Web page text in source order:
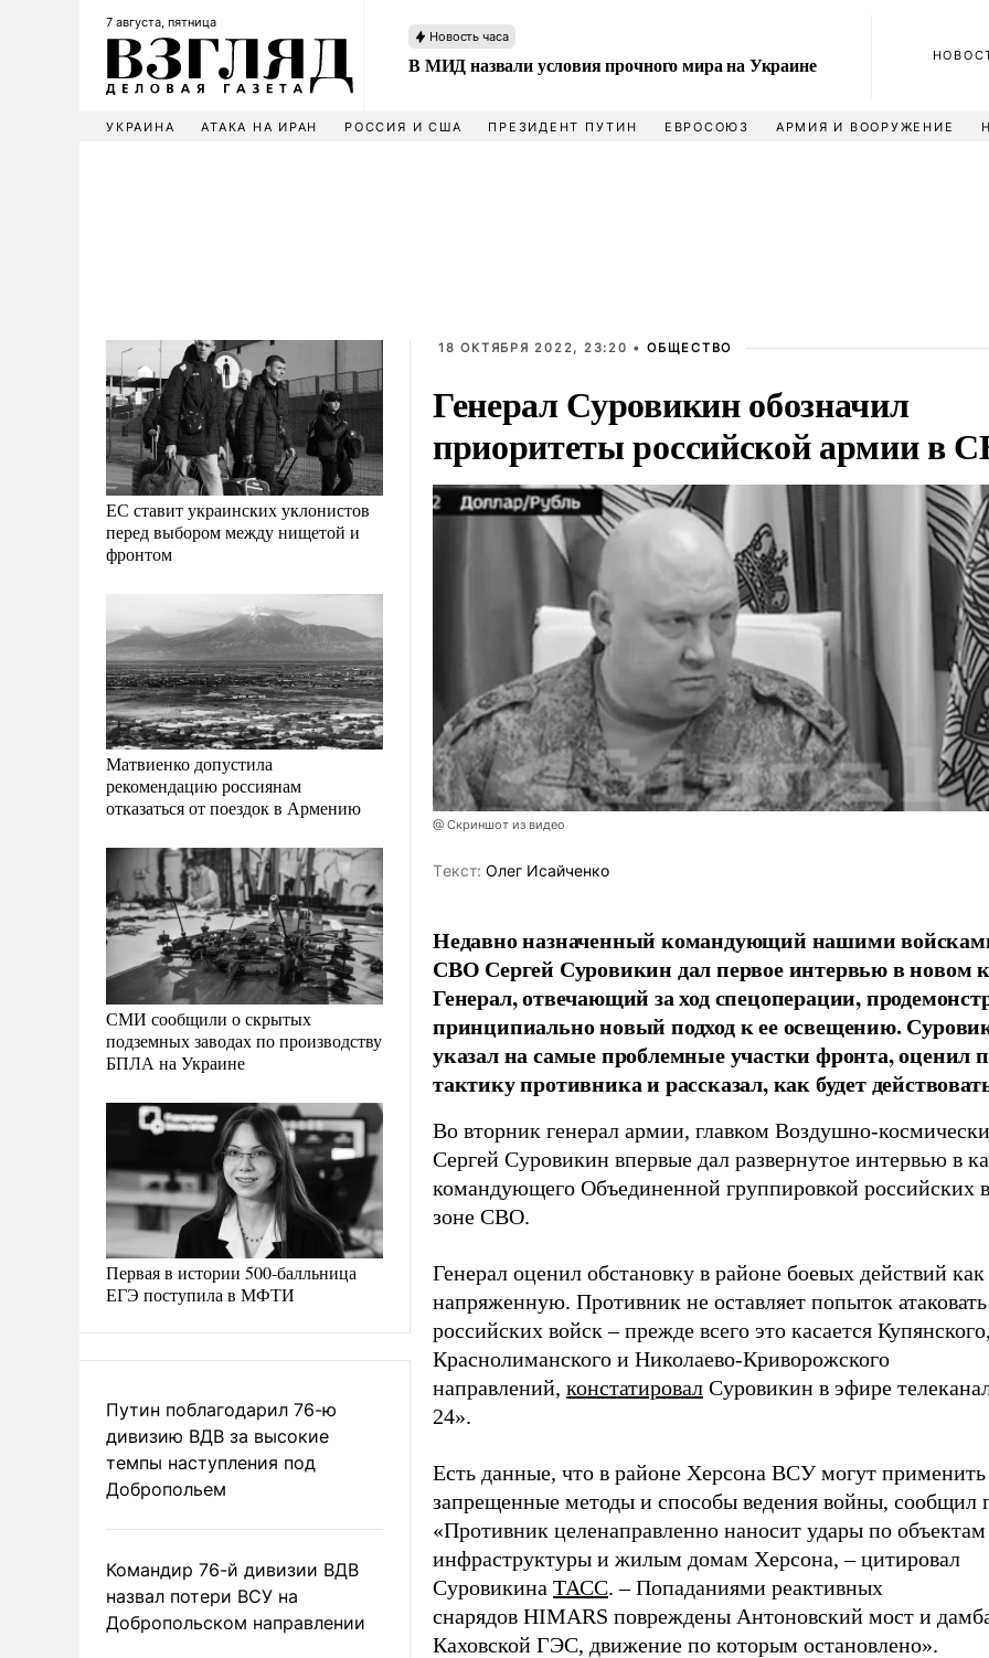
7 августа, пятница
Новость часа
В МИД назвали условия прочного мира на Украине
УКРАИНА АТАКА НА ИРАН РОССИЯ И США ПРЕЗИДЕНТ ПУТИН ЕВРОСОЮЗ АРМИЯ И ВООРУЖЕНИЕ
ЕС ставит украинских уклонистов
перед выбором между нищетой и
фронтом
Матвиенко допустила
рекомендацию россиянам
отказаться от поездок в Армению
СМИ сообщили о скрытых
подземных заводах по производству
БПЛА на Украине
Первая в истории 500-балльница
ЕГЭ поступила в МФТИ
Путин поблагодарил 76-ю
дивизию ВДВ за высокие
темпы наступления под
Добропольем
Командир 76-й дивизии ВДВ
назвал потери ВСУ на
Добропольском направлении
18 ОКТЯБРЯ 2022, 23:20 • ОБЩЕСТВО
Генерал Суровикин обозначил
приоритеты российской армии в
@ Скриншот из видео
Tекст: Олег Исайченко
Недавно назначенный командующий нашими
СВО Сергей Суровикин дал первое интервью в новом
Генерал, отвечающий за ход спецоперации,
принципиально новый подход к ее освещению.
указал на самые проблемные участки фронта, оценил
тактику противника и рассказал, как будет
Во вторник генерал армии, главком Воздушно-
Сергей Суровикин впервые дал развернутое интервью в
командующего Объединенной группировкой российских
зоне СВО.
Генерал оценил обстановку в районе боевых действий как
напряженную. Противник не оставляет попыток
российских войск – прежде всего это касается Купянского,
Краснолиманского и Николаево-Криворожского
направлений, констатировал Суровикин в эфире
24».
Есть данные, что в районе Херсона ВСУ могут применить
запрещенные методы и способы ведения войны, сообщил
«Противник целенаправленно наносит удары по объектам
инфраструктуры и жилым домам Херсона, – цитировал
Суровикина ТАСС. – Попаданиями реактивных
снарядов HIMARS повреждены Антоновский мост и
Каховской ГЭС, движение по которым остановлено».